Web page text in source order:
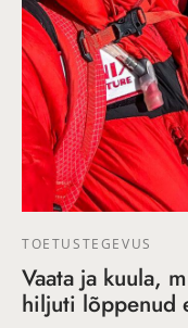
TOETUSTEGEVUS
Vaata ja kuula,
hiljuti lõppenud